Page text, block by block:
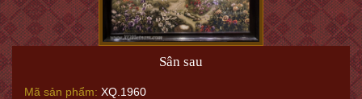
Sân sau
Mã sản phẩm: XQ.1960